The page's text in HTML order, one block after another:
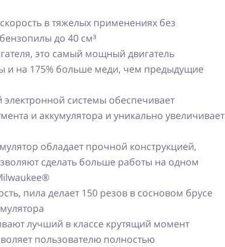
в тяжелых применениях без
до 40 см³
это самый мощный двигатель
и на 175% больше меди, чем предыдущие
системы обеспечивает
и аккумулятора и уникально увеличивает
обладает прочной конструкцией,
сделать больше работы на одном
пила делает 150 резов в сосновом брусе
лучший в классе крутящий момент
пользователю полностью